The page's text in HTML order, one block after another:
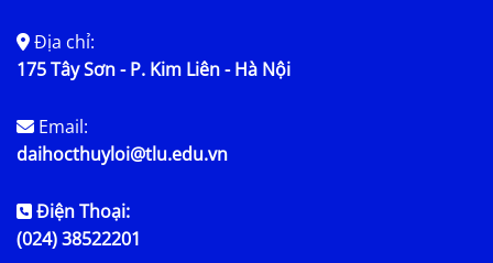
Địa chỉ:
175 Tây Sơn - P. Kim Liên - Hà Nội
Email:
daihocthuyloi@tlu.edu.vn
Điện Thoại:
(024) 38522201